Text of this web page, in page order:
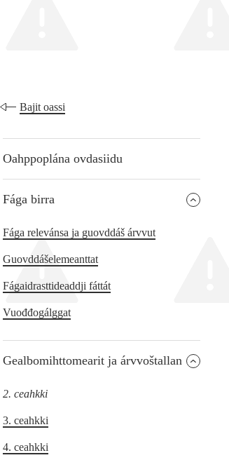
Bajit oassi
Oahppoplána ovdasiidu
Fága birra
Fága relevánsa ja guovddáš árvvut
Guovddášelemeanttat
Fágaidrasttideaddji fáttát
Vuođđogálggat
Gealbomihttomearit ja árvvoštallan
2. ceahkki
3. ceahkki
4. ceahkki